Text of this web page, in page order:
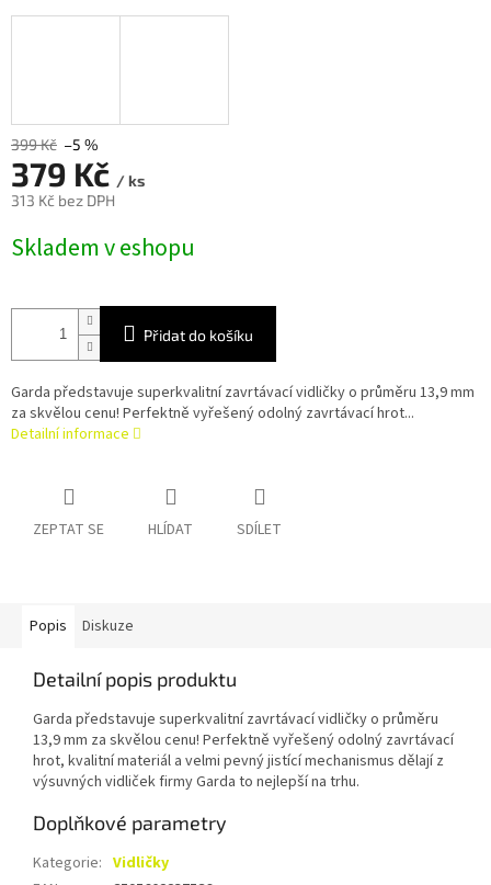
399 Kč –5 %
379 Kč / ks
313 Kč bez DPH
cena:
Skladem v eshopu
Přidat do košíku
Garda představuje superkvalitní zavrtávací vidličky o průměru 13,9 mm
za skvělou cenu! Perfektně vyřešený odolný zavrtávací hrot...
Detailní informace
ZEPTAT SE HLÍDAT SDÍLET
Popis Diskuze
Detailní popis produktu
Garda představuje superkvalitní zavrtávací vidličky o průměru
13,9 mm za skvělou cenu! Perfektně vyřešený odolný zavrtávací
hrot, kvalitní materiál a velmi pevný jistící mechanismus dělají z
výsuvných vidliček firmy Garda to nejlepší na trhu.
Doplňkové parametry
Kategorie: Vidličky